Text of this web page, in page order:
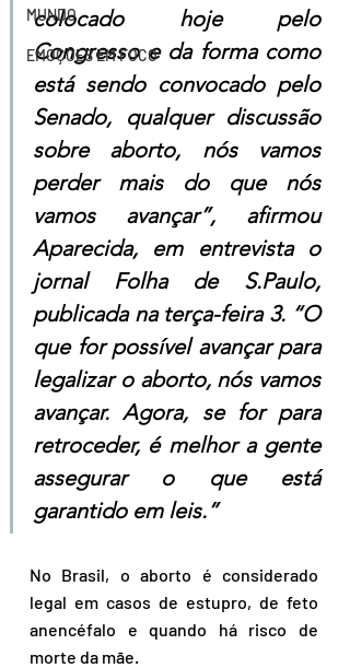
MUNDO
EMOÇÕES EM FOCO
colocado hoje pelo
Congresso e da forma como
está sendo convocado pelo
Senado, qualquer discussão
sobre aborto, nós vamos
perder mais do que nós
vamos avançar”, afirmou
Aparecida, em entrevista o
jornal Folha de S.Paulo,
publicada na terça-feira 3. “O
que for possível avançar para
legalizar o aborto, nós vamos
avançar. Agora, se for para
retroceder, é melhor a gente
assegurar o que está
garantido em leis.”
No Brasil, o aborto é considerado
legal em casos de estupro, de feto
anencéfalo e quando há risco de
morte da mãe.